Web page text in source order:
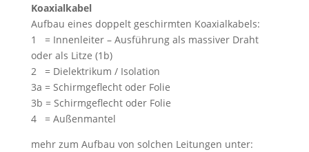
Koaxialkabel
Aufbau eines doppelt geschirmten Koaxialkabels:
1 = Innenleiter – Ausführung als massiver Draht
oder als Litze (1b)
2 = Dielektrikum / Isolation
3a = Schirmgeflecht oder Folie
3b = Schirmgeflecht oder Folie
4 = Außenmantel
mehr zum Aufbau von solchen Leitungen unter: